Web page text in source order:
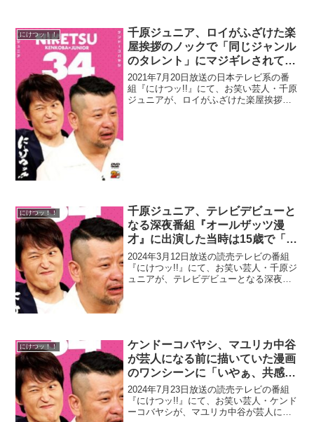
にけつッ！！
千原ジュニア、ロイがふざけた楽
屋挨拶のノックで「同じジャンル
のタレント」にマジギレされて控
えめなノックになっていたと明か
す
2021年7月20日放送の日本テレビ系の番
組『にけつッ!!』にて、お笑い芸人・千原
ジュニアが、ロイがふざけた楽屋挨拶の
にけつッ！！
千原ジュニア、テレビデビューと
なる深夜番組『オールザッツ漫
才』に出演した当時は15歳で「ホ
ンマはそんな時間テレビ出た
ら…」
2024年3月12日放送の読売テレビの番組
『にけつッ!!』にて、お笑い芸人・千原ジ
ュニアが、テレビデビューとなる深夜番
にけつッ！！
ケンドーコバヤシ、マユリカ中谷
が芸人になる前に描いていた漫画
のワンシーンに「いやぁ、共感性
羞恥にあふれる(笑)」
2024年7月23日放送の読売テレビの番組
『にけつッ!!』にて、お笑い芸人・ケンド
ーコバヤシが、マユリカ中谷が芸人にな